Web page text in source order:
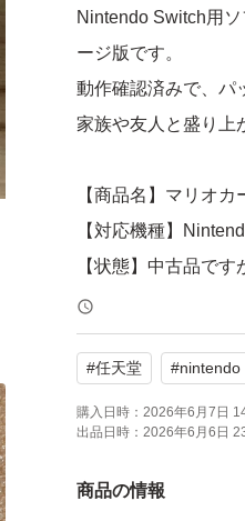
Nintendo Switch用
ージ版です。
動作確認済みで、パ
家族や友人と盛り上
【商品名】マリオ
【対応機種】
【状態】中古品です
よろしくお願いいた
#任天堂 #nintendo
購入日時： 2026年6月7日
出品日時： 2026年6月6日
商品の情報
いいね！